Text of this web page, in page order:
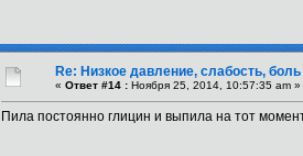
Re: Низкое давление, слабость,
« Ответ #14 : Ноября 25, 2014, 10:57:35 am »
Пила постоянно глицин и выпила на тот